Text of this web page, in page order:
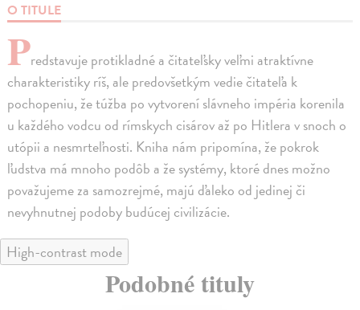
O TITULE
Predstavuje protikladné a čitateľsky veľmi atraktívne
charakteristiky ríš, ale predovšetkým vedie čitateľa k
pochopeniu, že túžba po vytvorení slávneho impéria korenila
u každého vodcu od rímskych cisárov až po Hitlera v snoch o
utópii a nesmrteľnosti. Kniha nám pripomína, že pokrok
ľudstva má mnoho podôb a že systémy, ktoré dnes možno
považujeme za samozrejmé, majú ďaleko od jedinej či
nevyhnutnej podoby budúcej civilizácie.
High-contrast mode
Podobné tituly